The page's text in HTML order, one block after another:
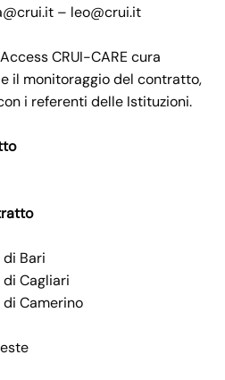
– leo@crui.it
CRUI-CARE cura
il monitoraggio del contratto,
i referenti delle Istituzioni.
Bari
Cagliari
Camerino